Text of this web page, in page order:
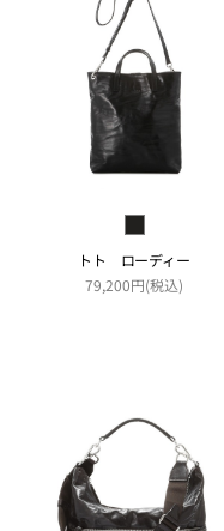
トト ローディー
79,200円(税込)